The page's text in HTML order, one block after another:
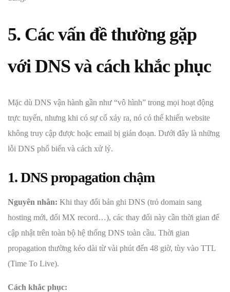
5. Các vấn đề thường gặp
với DNS và cách khắc phục
Mặc dù DNS vận hành gần như “vô hình” trong mọi hoạt động
trực tuyến, nhưng khi có sự cố xảy ra, nó có thể khiến website
không truy cập được hoặc email bị gián đoạn. Dưới đây là những
lỗi DNS phổ biến và cách xử lý.
1. DNS propagation chậm
Nguyên nhân: Khi thay đổi bản ghi DNS (trỏ domain sang
hosting mới, đổi MX record…), các thay đổi này cần thời gian để
cập nhật trên toàn bộ hệ thống DNS toàn cầu. Thời gian
propagation thường kéo dài từ vài phút đến 48 giờ, tùy vào TTL
(Time To Live).
Cách khắc phục: